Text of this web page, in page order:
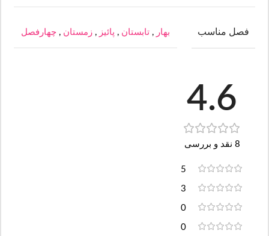
فصل مناسب بهار , تابستان , پائیز , زمستان , چهارفصل
4.6
8 نقد و بررسی
5
3
0
0